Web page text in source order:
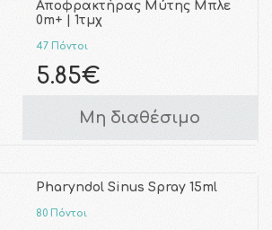
Αποφρακτήρας Μύτης Μπλε
0m+ | 1τμχ
47 Πόντοι
5.85€
Μη διαθέσιμο
Pharyndol Sinus Spray 15ml
80 Πόντοι